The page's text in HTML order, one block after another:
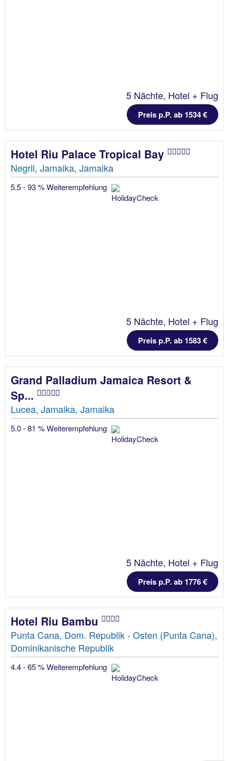
5 Nächte, Hotel + Flug
Preis p.P. ab 1534 €
Hotel Riu Palace Tropical Bay
Negril, Jamaika, Jamaika
5.5 - 93 % Weiterempfehlung
5 Nächte, Hotel + Flug
Preis p.P. ab 1583 €
Grand Palladium Jamaica Resort &
Sp...
Lucea, Jamaika, Jamaika
5.0 - 81 % Weiterempfehlung
5 Nächte, Hotel + Flug
Preis p.P. ab 1776 €
Hotel Riu Bambu
Punta Cana, Dom. Republik - Osten (Punta Cana),
Dominikanische Republik
4.4 - 65 % Weiterempfehlung